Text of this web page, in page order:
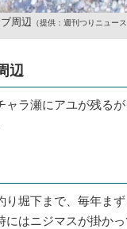
周辺 （提供：週刊つりニュー
辺
ャラ瀬にアユが残る
り堀下まで、毎年ま
にはニジマスが掛か